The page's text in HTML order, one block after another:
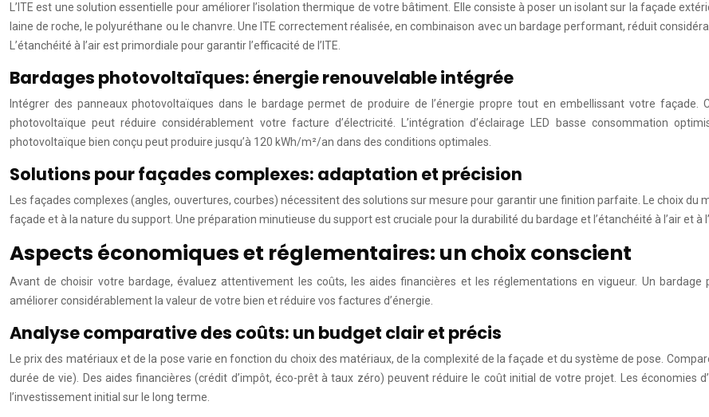
L’ITE est une solution essentielle pour améliorer l’isolation thermique de votre bâtiment. Elle consiste à poser un isolant sur la façade
laine de roche, le polyuréthane ou le chanvre. Une ITE correctement réalisée, en combinaison avec un bardage performant, réduit
L’étanchéité à l’air est primordiale pour garantir l’efficacité de l’ITE.
Bardages photovoltaïques: énergie renouvelable intégrée
Intégrer des panneaux photovoltaïques dans le bardage permet de produire de l’énergie propre tout en embellissant votre façade.
photovoltaïque peut réduire considérablement votre facture d’électricité. L’intégration d’éclairage LED basse consommation
photovoltaïque bien conçu peut produire jusqu’à 120 kWh/m²/an dans des conditions optimales.
Solutions pour façades complexes: adaptation et précision
Les façades complexes (angles, ouvertures, courbes) nécessitent des solutions sur mesure pour garantir une finition parfaite. Le choix
façade et à la nature du support. Une préparation minutieuse du support est cruciale pour la durabilité du bardage et l’étanchéité à l’air et à
Aspects économiques et réglementaires: un choix conscient
Avant de choisir votre bardage, évaluez attentivement les coûts, les aides financières et les réglementations en vigueur. Un
améliorer considérablement la valeur de votre bien et réduire vos factures d’énergie.
Analyse comparative des coûts: un budget clair et précis
Le prix des matériaux et de la pose varie en fonction du choix des matériaux, de la complexité de la façade et du système de pose.
durée de vie). Des aides financières (crédit d’impôt, éco-prêt à taux zéro) peuvent réduire le coût initial de votre projet. Les économies
l’investissement initial sur le long terme.